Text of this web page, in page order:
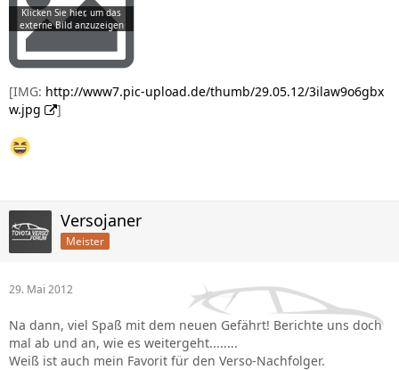
[IMG: http://www7.pic-upload.de/thumb/29.05.12/3ilaw9o6gbx
w.jpg
]
Versojaner
Meister
29. Mai 2012
Na dann, viel Spaß mit dem neuen Gefährt! Berichte uns doch
mal ab und an, wie es weitergeht........
Weiß ist auch mein Favorit für den Verso-Nachfolger.